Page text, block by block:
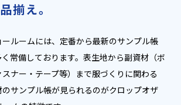
揃え。
ールームには、定番から最新のサンプル帳
く常備しております。表生地から副資材（ボ
ナー・テープ等）まで服づくりに関わる
サンプル帳が見られるのがクロップオザ